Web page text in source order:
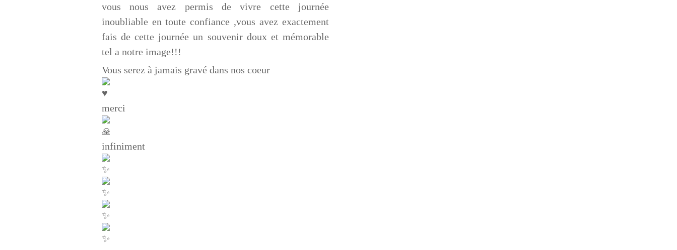
vous nous avez permis de vivre cette journée
inoubliable en toute confiance ,vous avez exactement
fais de cette journée un souvenir doux et mémorable
tel a notre image!!!
Vous serez à jamais gravé dans nos coeur
merci
infiniment